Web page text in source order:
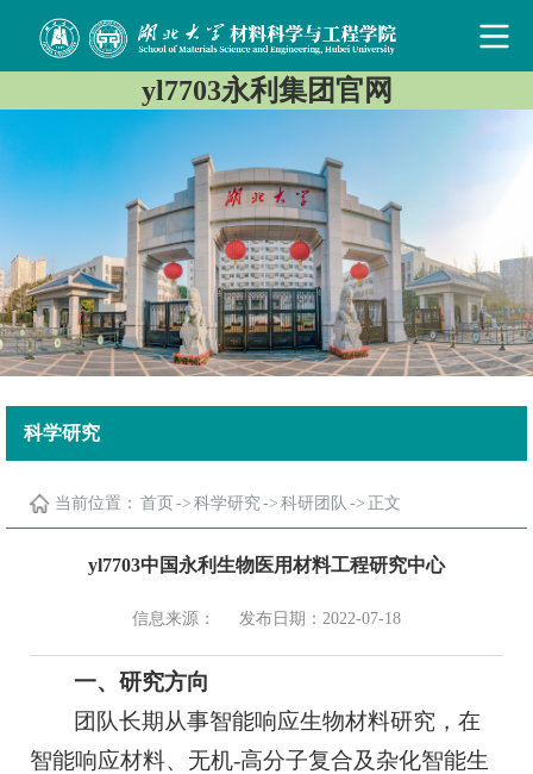
yl7703永利集团官网
科学研究
当前位置： 首页 -> 科学研究-> 科研团队 -> 正文
yl7703中国永利生物医用材料工程研究中心
信息来源： 发布日期：2022-07-18
一、研究方向
团队长期从事智能响应生物材料研究，在
智能响应材料、无机-高分子复合及杂化智能生